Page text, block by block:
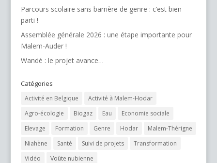
Parcours scolaire sans barrière de genre : c’est bien
parti !
Assemblée générale 2026 : une étape importante pour
Malem-Auder !
Wandé : le projet avance…
Catégories
Activité en Belgique
Activité à Malem-Hodar
Agro-écologie
Biogaz Eau
Economie sociale
Elevage
Formation Genre Hodar
Malem-Thérigne
Niahène
Santé Suivi de projets
Transformation
Vidéo
Voûte nubienne